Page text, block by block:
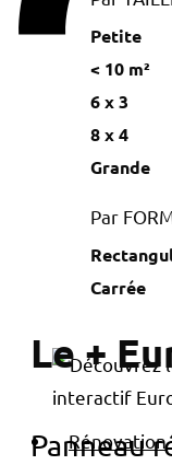
Petite
< 10 m²
6 x 3
8 x 4
Grande
Par
Carrée
Rénovation
Le +
Panneau